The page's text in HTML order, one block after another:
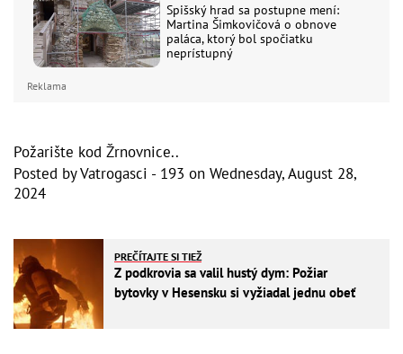
Spišský hrad sa postupne mení:
Martina Šimkovičová o obnove
paláca, ktorý bol spočiatku
neprístupný
Reklama
Požarište kod Žrnovnice..
Posted byVatrogasci - 193 on Wednesday, August 28,
2024
PREČÍTAJTE SI TIEŽ
Z podkrovia sa valil hustý dym: Požiar
bytovky v Hesensku si vyžiadal jednu obeť